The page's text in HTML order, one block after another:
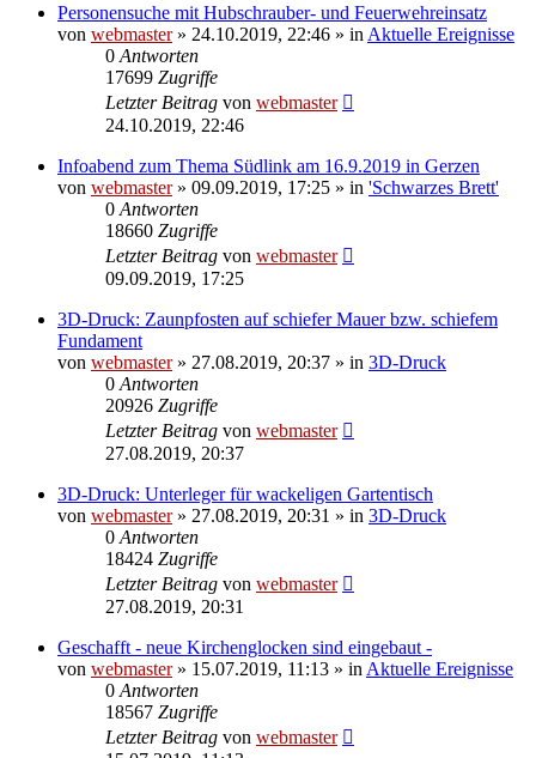
Personensuche mit Hubschrauber- und Feuerwehreinsatz
von webmaster» 24.10.2019, 22:46 » in Aktuelle Ereignisse
0 Antworten
17699 Zugriffe
Letzter Beitrag von webmaster
24.10.2019, 22:46
Infoabend zum Thema Südlink am 16.9.2019 in Gerzen
von webmaster» 09.09.2019, 17:25 » in 'Schwarzes Brett'
0 Antworten
18660 Zugriffe
Letzter Beitrag von webmaster
09.09.2019, 17:25
3D-Druck: Zaunpfosten auf schiefer Mauer bzw. schiefem
Fundament
von webmaster» 27.08.2019, 20:37 » in 3D-Druck
0 Antworten
20926 Zugriffe
Letzter Beitrag von webmaster
27.08.2019, 20:37
3D-Druck: Unterleger für wackeligen Gartentisch
von webmaster» 27.08.2019, 20:31 » in 3D-Druck
0 Antworten
18424 Zugriffe
Letzter Beitrag von webmaster
27.08.2019, 20:31
Geschafft - neue Kirchenglocken sind eingebaut -
von webmaster» 15.07.2019, 11:13 » in Aktuelle Ereignisse
0 Antworten
18567 Zugriffe
Letzter Beitrag von webmaster